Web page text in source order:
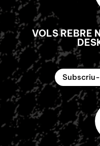
VOLS REBRE